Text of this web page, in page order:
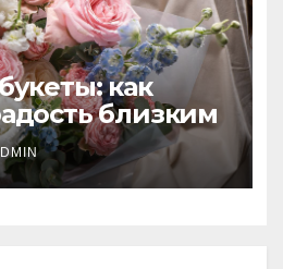
как
близким